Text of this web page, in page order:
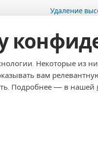
Удаление
Некоторые из
вам
Подробнее — в нашей